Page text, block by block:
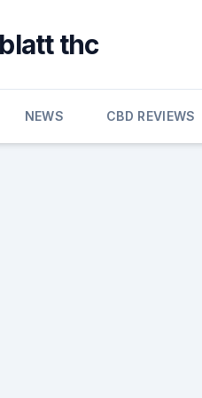
thc
NEWS CBD REVIEWS